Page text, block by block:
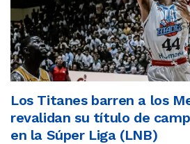
Los Titanes barren a los
revalidan su título de
en la Súper Liga (LNB)